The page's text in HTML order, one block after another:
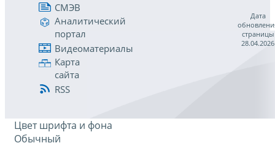
СМЭВ
Аналитический
портал
Видеоматериалы
Карта
сайта
RSS
Дата
страницы
28.04.2026
Цвет шрифта и фона
Обычный